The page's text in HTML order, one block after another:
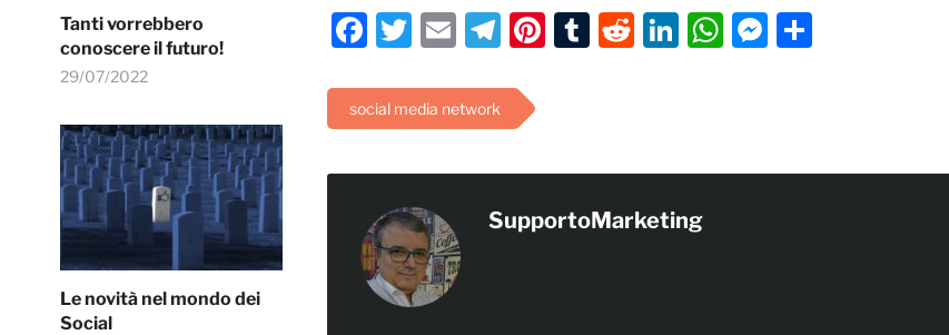
Tanti vorrebbero
conoscere il futuro!
29/07/2022
Le novità nel mondo dei
Social
Facebook
Twitter
EmailTelegram
Pinterest
Tumblr
Reddit
LinkedIn
WhatsApp
Messenger
Condividi
social media network
SupportoMarketing